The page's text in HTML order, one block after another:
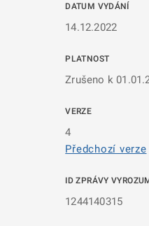
DATUM VYDÁNÍ
14.12.2022
PLATNOST
Zrušeno k
VERZE
4
Předchozí verze
ID ZPRÁVY
1244140315